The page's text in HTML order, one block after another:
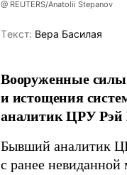
@ REUTERS/Anatolii Stepanov
Tекст: Вера Басилая
Вооруженные силы
и истощения
аналитик ЦРУ Рэй
Бывший аналитик
с ранее